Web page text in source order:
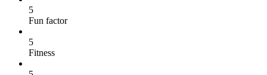
5
Fun factor
5
Fitness